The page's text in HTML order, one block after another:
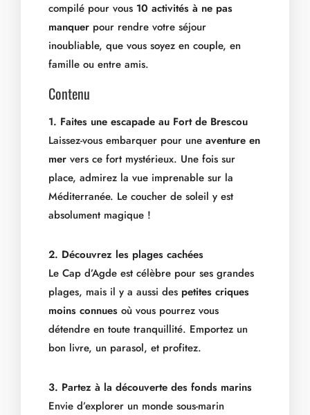
compilé pour vous 10 activités à ne pas
manquer pour rendre votre séjour
inoubliable, que vous soyez en couple, en
famille ou entre amis.
Contenu
1. Faites une escapade au Fort de Brescou
Laissez-vous embarquer pour une aventure en
mer vers ce fort mystérieux. Une fois sur
place, admirez la vue imprenable sur la
Méditerranée. Le coucher de soleil y est
absolument magique !
2. Découvrez les plages cachées
Le Cap d’Agde est célèbre pour ses grandes
plages, mais il y a aussi des petites criques
moins connues où vous pourrez vous
détendre en toute tranquillité. Emportez un
bon livre, un parasol, et profitez.
3. Partez à la découverte des fonds marins
Envie d’explorer un monde sous-marin